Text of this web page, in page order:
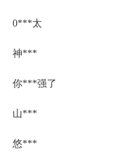
0***太
神***
你***强了
山***
悠***